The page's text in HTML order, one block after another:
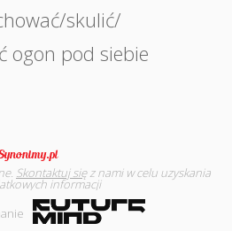
skulić/
ogon pod siebie
Skontaktuj sięz nami w celu uzyskania
informacji